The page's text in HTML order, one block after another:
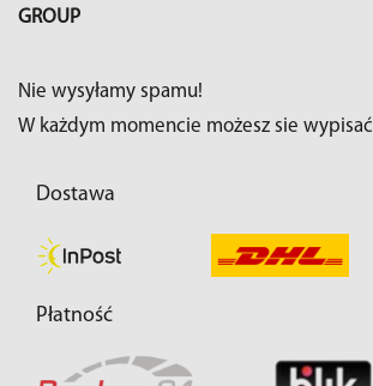
GROUP
Nie wysyłamy spamu!
W każdym momencie możesz sie wypisać
Dostawa
Płatność